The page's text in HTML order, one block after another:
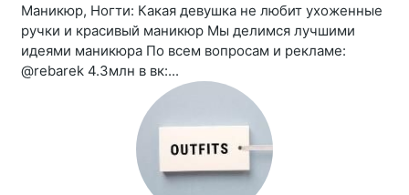
Маникюр, Ногти: Какая девушка не любит ухоженные
ручки и красивый маникюр Мы делимся лучшими
идеями маникюра По всем вопросам и рекламе:
@rebarek 4.3млн в вк:...